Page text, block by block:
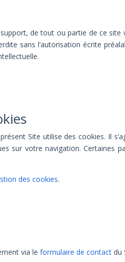
de tout ou partie de ce site
sans l’autorisation écrite
Site utilise des cookies. Il
sur votre navigation. Certaines
des cookies.
via le formulaire de contact du